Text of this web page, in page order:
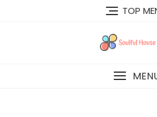
TOP